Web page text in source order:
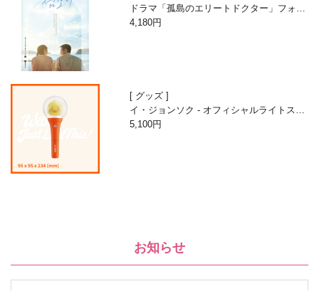
ドラマ「孤島のエリートドクター」フォト
エッセイ
4,180円
グッズ
イ・ジョンソク - オフィシャルライトステ
ィック
5,100円
お知らせ